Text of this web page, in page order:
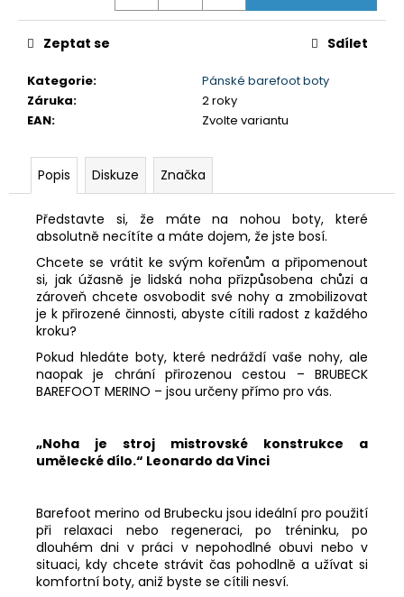
Kategorie:
Pánské barefoot boty
Záruka:
2 roky
EAN: Zvolte variantu
Zeptat se Sdílet
Popis Diskuze Značka
Představte si, že máte na nohou boty, které
absolutně necítíte a máte dojem, že jste bosí.
Chcete se vrátit ke svým kořenům a připomenout
si, jak úžasně je lidská noha přizpůsobena chůzi a
zároveň chcete osvobodit své nohy a zmobilizovat
je k přirozené činnosti, abyste cítili radost z každého
kroku?
Pokud hledáte boty, které nedráždí vaše nohy, ale
naopak je chrání přirozenou cestou – BRUBECK
BAREFOOT MERINO – jsou určeny přímo pro vás.
„Noha je stroj mistrovské konstrukce a
umělecké dílo.“ Leonardo da Vinci
Barefoot merino od Brubecku jsou ideální pro použití
při relaxaci nebo regeneraci, po tréninku, po
dlouhém dni v práci v nepohodlné obuvi nebo v
situaci, kdy chcete strávit čas pohodlně a užívat si
komfortní boty, aniž byste se cítili nesví.